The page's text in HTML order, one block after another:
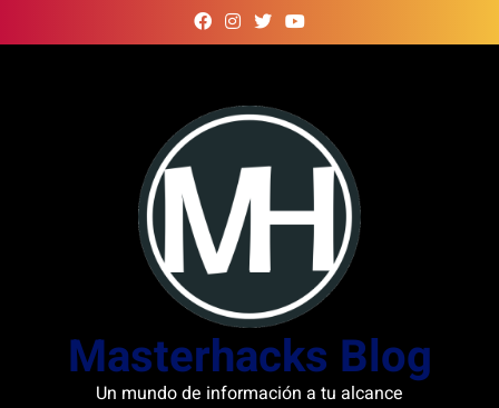
to
Masterhacks Blog
Un mundo de información a tu alcance